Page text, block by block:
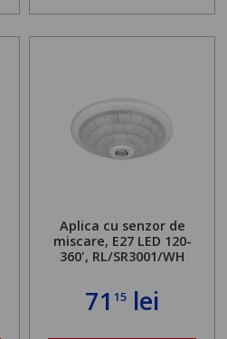
Aplica cu senzor de
miscare, E27 LED 120-
360', RL/SR3001/WH
7115 lei